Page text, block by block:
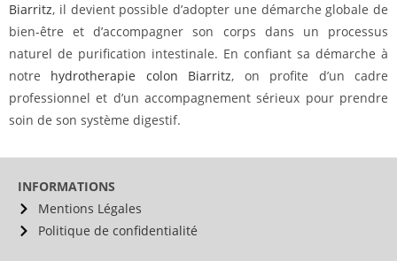
Biarritz, il devient possible d’adopter une démarche globale de
bien-être et d’accompagner son corps dans un processus
naturel de purification intestinale. En confiant sa démarche à
notre hydrotherapie colon Biarritz, on profite d’un cadre
professionnel et d’un accompagnement sérieux pour prendre
soin de son système digestif.
INFORMATIONS
Mentions Légales
Politique de confidentialité